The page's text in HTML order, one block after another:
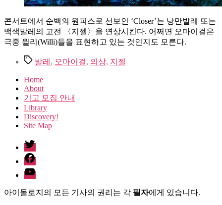
콘서트에서 순백의 원피스로 선보인 ‘Closer’는 낭만발레 또는
백색발레의 고전 〈지젤〉을 연상시킨다. 어쩌면 오마이걸은
극중 윌리(Willi)들을 표현하고 있는 것인지도 모른다.
Tags발레 , 오마이걸, 의상, 지젤
Home
About
기고 모집 안내
Library
Discovery!
Site Map
twitter
facebook
Youtube
아이돌로지의 모든 기사의 권리는 각 필자에게 있습니다.